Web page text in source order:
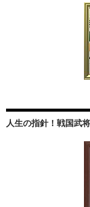
人生の指針！戦国武